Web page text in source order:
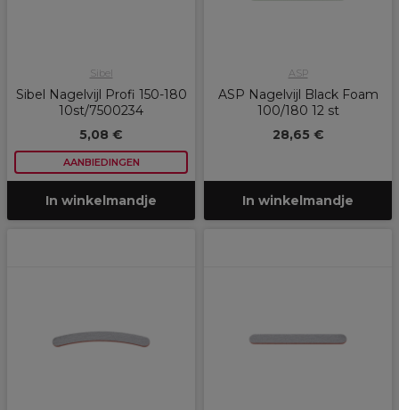
Sibel
Sibel Nagelvijl Profi 150-180
10st/7500234
5,08 €
AANBIEDINGEN
In winkelmandje
ASP
ASP Nagelvijl Black Foam
100/180 12 st
28,65 €
In winkelmandje